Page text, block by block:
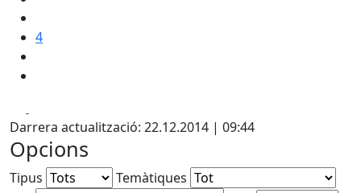
4
Darrera actualització: 22.12.2014 | 09:44
Opcions
Tipus
Temàtiques